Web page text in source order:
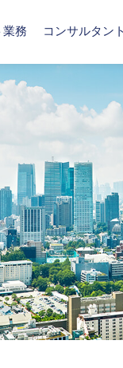
業務 コンサルタン